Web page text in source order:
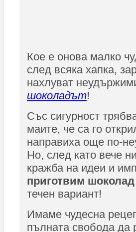
Кое е онова малко
след всяка хапка,
нахлуват
шоколадът!
Със сигурност
маите, че са го
направиха още по-
Но, след като вече
кражба на идеи и
приготвим
течен вариант!
Имаме чудесна
пълната свобода да